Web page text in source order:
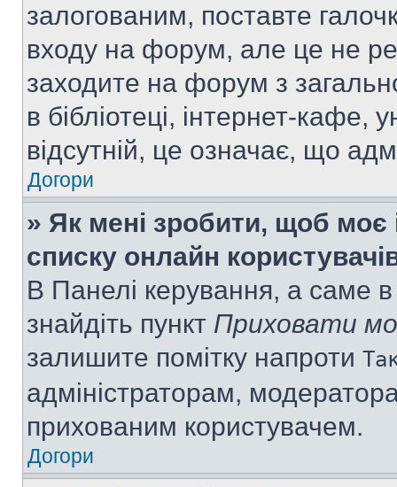
залогованим, поставте
входу на форум, але це не
заходите на форум з
в бібліотеці, інтернет-кафе,
відсутній, це означає, що
Догори
» Як мені зробити, щоб моє
списку онлайн
В Панелі керування, а саме
знайдіть пункт Приховати
залишите помітку напроти
адміністраторам,
прихованим користувачем.
Догори